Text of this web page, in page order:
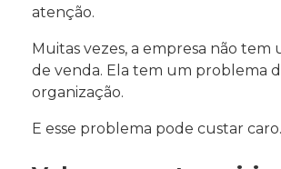
atenção.
Muitas vezes, a empresa não tem
de venda. Ela tem um problema
organização.
E esse problema pode custar caro.